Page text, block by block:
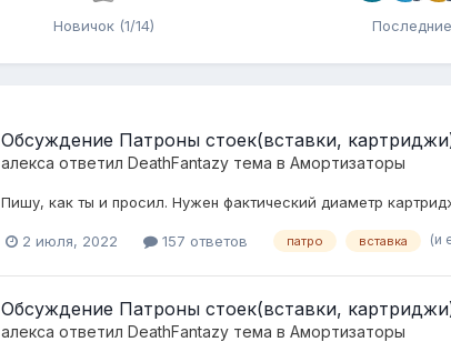
Новичок (1/14)
Обсуждение Патроны стоек(вставки,
алекса ответил DeathFantazy тема в Амортизаторы
Пишу, как ты и просил. Нужен фактический диаметр
2 июля, 2022 157 ответов патро вставка (и
Обсуждение Патроны стоек(вставки,
алекса ответил DeathFantazy тема в Амортизаторы